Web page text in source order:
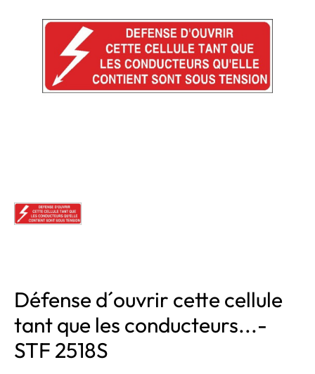
Défense d´ouvrir cette cellule
tant que les conducteurs...-
STF 2518S